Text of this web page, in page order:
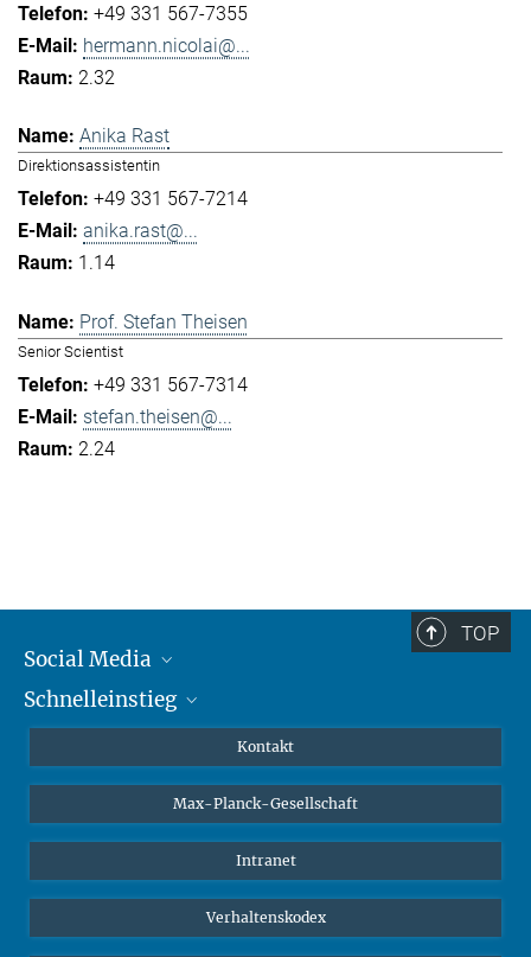
+49 331 567-7355
hermann.nicolai@...
2.32
Anika Rast
Direktionsassistentin
+49 331 567-7214
anika.rast@...
1.14
Prof. Stefan Theisen
Senior Scientist
+49 331 567-7314
stefan.theisen@...
2.24
TOP
Social Media
Mastodon
Schnelleinstieg
Schüler*innen
Öffentlichkeit
Alumnae | Alumni
Kontakt
Max-Planck-Gesellschaft
Intranet
Verhaltenskodex